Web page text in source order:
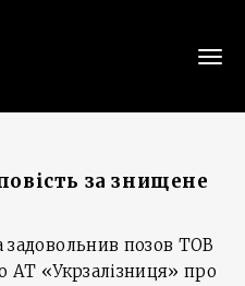
за знищене
задовольнив позов ТОВ
АТ «Укрзалізниця» про